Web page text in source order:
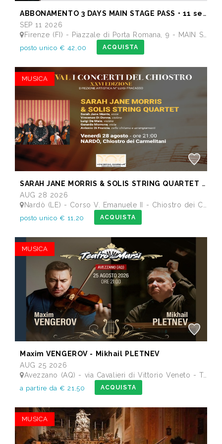
ABBONAMENTO 3 DAYS MAIN STAGE PASS • 11 settembre: Alborosie & Shengen Clan, DJ Gruff feat Gavino Murgia - Lauryyn - Beatrice Dellacasa, after party Dj Gruff • 12 settembre: Altea, Pellegrino, Casino Royale • 13 settembre: Meraz, Teho Teardo & Blixa Bargeld, C'Mon Tigre
SEP 11 2026
Firenze (FI) - Piazzale di Porta Romana, 9 - MAIN STAGE - Giardino delle Scuderie Reali
posto unico € 42,00 ACQUISTA
MUSICA
SARAH JANE MORRIS & SOLIS STRING QUARTET - Festival I Concerti del Chiostro
AUG 28 2026
Nardò (LE) - Corso V. Emanuele II - Chiostro dei Carmelitani
posto unico € 11,20 ACQUISTA
MUSICA
Maxim VENGEROV - Mikhail PLETNEV
AUG 25 2026
Avezzano (AQ) - via Cavalieri di Vittorio Veneto - Teatro dei Marsi
a partire da € 21,50 ACQUISTA
MUSICA